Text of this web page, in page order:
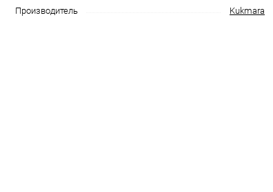
Производитель Kukmara